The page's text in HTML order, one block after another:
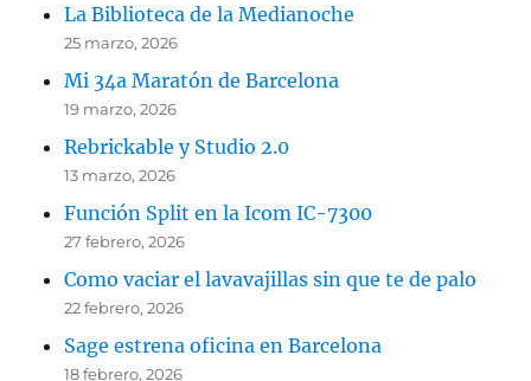
La Biblioteca de la Medianoche
25 marzo, 2026
Mi 34a Maratón de Barcelona
19 marzo, 2026
Rebrickable y Studio 2.0
13 marzo, 2026
Función Split en la Icom IC-7300
27 febrero, 2026
Como vaciar el lavavajillas sin que te de palo
22 febrero, 2026
Sage estrena oficina en Barcelona
18 febrero, 2026